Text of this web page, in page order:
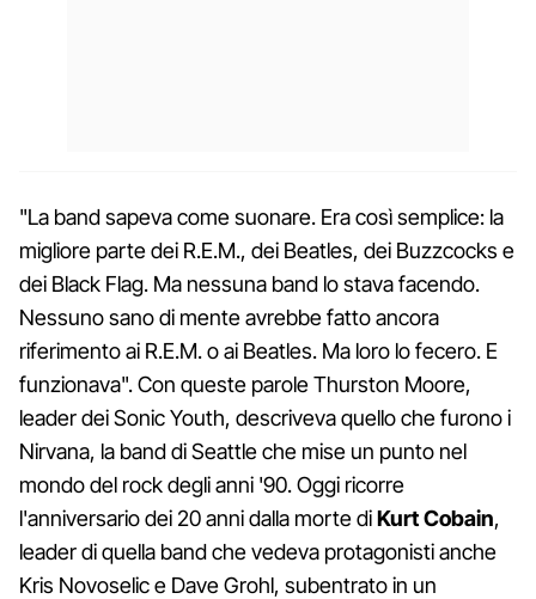
"La band sapeva come suonare. Era così semplice: la
migliore parte dei R.E.M., dei Beatles, dei Buzzcocks e
dei Black Flag. Ma nessuna band lo stava facendo.
Nessuno sano di mente avrebbe fatto ancora
riferimento ai R.E.M. o ai Beatles. Ma loro lo fecero. E
funzionava". Con queste parole Thurston Moore,
leader dei Sonic Youth, descriveva quello che furono i
Nirvana, la band di Seattle che mise un punto nel
mondo del rock degli anni '90. Oggi ricorre
l'anniversario dei 20 anni dalla morte diKurt Cobain,
leader di quella band che vedeva protagonisti anche
Kris Novoselic e Dave Grohl, subentrato in un